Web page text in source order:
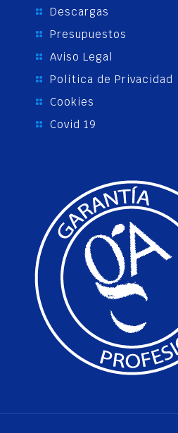
Descargas
Presupuestos
Aviso Legal
Política de Privacidad
Cookies
Covid 19